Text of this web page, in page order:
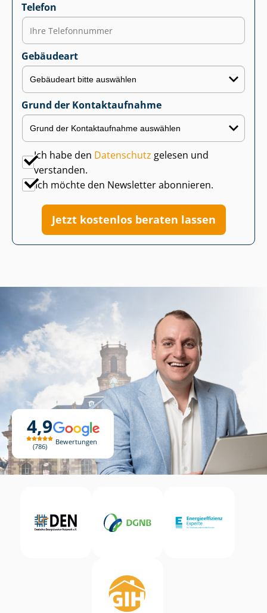
4,9
786
Bewertungen
Telefon
Gebäudeart
Grund der Kontaktaufnahme
Ich habe den Datenschutz gelesen und
verstanden.
Ich möchte den Newsletter abonnieren.
Jetzt kostenlos beraten lassen